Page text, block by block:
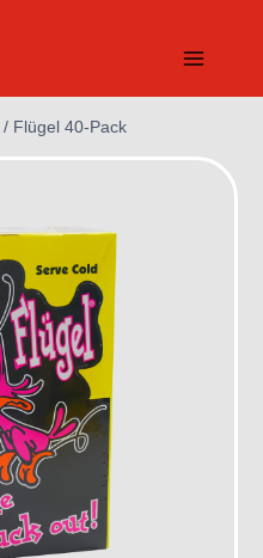
/ Flügel 40-Pack